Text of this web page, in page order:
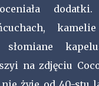
dodatki.
na zdjęciu